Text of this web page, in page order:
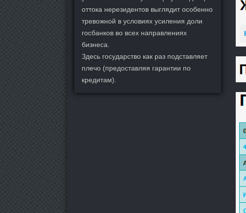
оттока нерезидентов выглядит особенно
тревожной в условиях усиления доли
госбанков во всех направлениях
бизнеса.
Здесь государство как раз подставляет
плечо (предоставляя гарантии по
кредитам).